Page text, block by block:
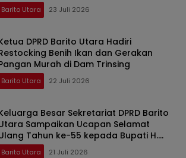
Barito Utara 23 Juli 2026
DPRD Barito Utara Hadiri
Benih Ikan dan Gerakan
Murah di Dam Trinsing
Barito Utara 22 Juli 2026
Besar Sekretariat DPRD Barito
Sampaikan Ucapan Selamat
Tahun ke-55 kepada Bupati H.
Barito Utara 21 Juli 2026